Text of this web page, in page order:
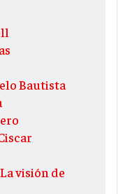
Bautista
visión de